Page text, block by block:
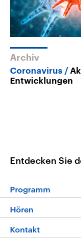
Archiv
Coronavirus
Entwicklungen
Entdecken Sie
Programm
Programm
Hören
Livestream
Kontakt